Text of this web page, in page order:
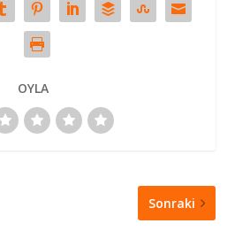
OYLA
Sonraki